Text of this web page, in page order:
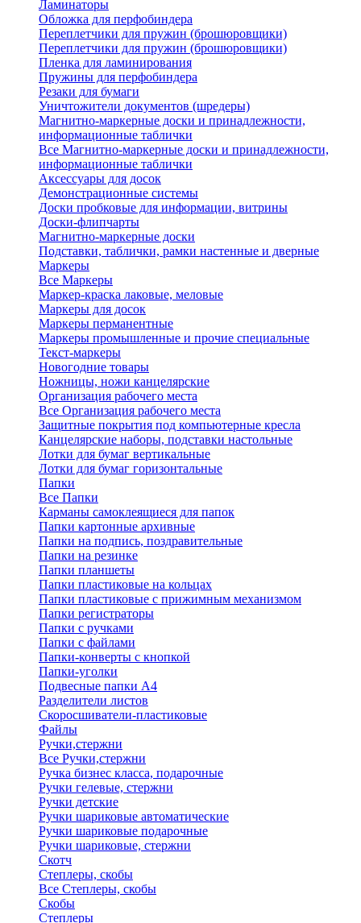
Ламинаторы
Обложка для перфобиндера
Переплетчики для пружин (брошюровщики)
Переплетчики для пружин (брошюровщики)
Пленка для ламинирования
Пружины для перфобиндера
Резаки для бумаги
Уничтожители документов (шредеры)
Магнитно-маркерные доски и принадлежности,
информационные таблички
Все Магнитно-маркерные доски и принадлежности,
информационные таблички
Аксессуары для досок
Демонстрационные системы
Доски пробковые для информации, витрины
Доски-флипчарты
Магнитно-маркерные доски
Подставки, таблички, рамки настенные и дверные
Маркеры
Все Маркеры
Маркер-краска лаковые, меловые
Маркеры для досок
Маркеры перманентные
Маркеры промышленные и прочие специальные
Текст-маркеры
Новогодние товары
Ножницы, ножи канцелярские
Организация рабочего места
Все Организация рабочего места
Защитные покрытия под компьютерные кресла
Канцелярские наборы, подставки настольные
Лотки для бумаг вертикальные
Лотки для бумаг горизонтальные
Папки
Все Папки
Карманы самоклеящиеся для папок
Папки картонные архивные
Папки на подпись, поздравительные
Папки на резинке
Папки планшеты
Папки пластиковые на кольцах
Папки пластиковые с прижимным механизмом
Папки регистраторы
Папки с ручками
Папки с файлами
Папки-конверты с кнопкой
Папки-уголки
Подвесные папки А4
Разделители листов
Скоросшиватели-пластиковые
Файлы
Ручки,стержни
Все Ручки,стержни
Ручка бизнес класса, подарочные
Ручки гелевые, стержни
Ручки детские
Ручки шариковые автоматические
Ручки шариковые подарочные
Ручки шариковые, стержни
Скотч
Степлеры, скобы
Все Степлеры, скобы
Скобы
Степлеры